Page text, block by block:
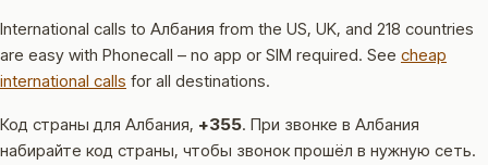
International calls to Албания from the US, UK, and 218 countries
are easy with Phonecall – no app or SIM required. See cheap
international calls for all destinations.
Код страны для Албания, +355. При звонке в Албания
набирайте код страны, чтобы звонок прошёл в нужную сеть.